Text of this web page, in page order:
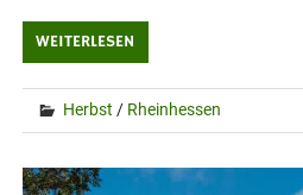
WEITERLESEN
Herbst / Rheinhessen